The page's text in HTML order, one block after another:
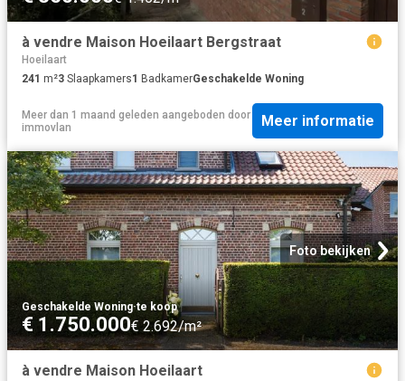
à vendre Maison Hoeilaart Bergstraat
Hoeilaart
241 m²3 Slaapkamers1 BadkamerGeschakelde Woning
Meer dan 1 maand geleden aangeboden door
immovlan
Meer informatie
Foto bekijken
Geschakelde Woning·te koop
€ 1.750.000€ 2.692/m²
à vendre Maison Hoeilaart